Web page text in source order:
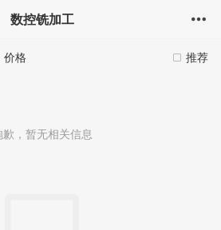
数控铣加工
推荐
价格
歉，暂无相关信息